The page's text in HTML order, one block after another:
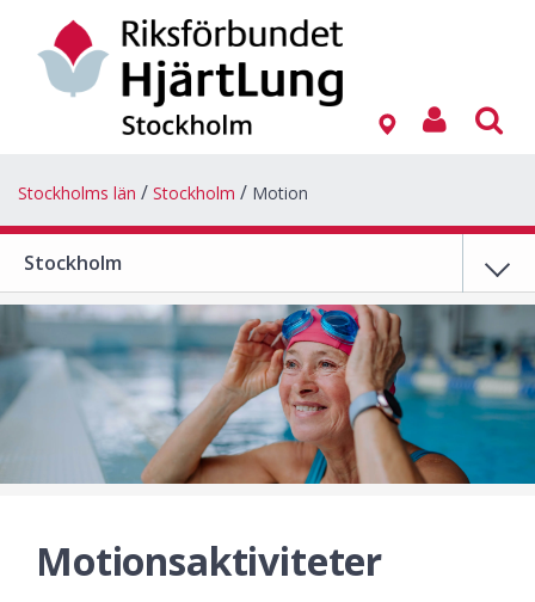
Stockholms län Stockholm Motion
Stockholm
Motionsaktiviteter